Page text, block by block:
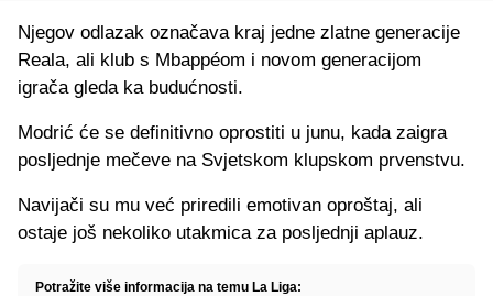
Njegov odlazak označava kraj jedne zlatne generacije
Reala, ali klub s Mbappéom i novom generacijom
igrača gleda ka budućnosti.
Modrić će se definitivno oprostiti u junu, kada zaigra
posljednje mečeve na Svjetskom klupskom prvenstvu.
Navijači su mu već priredili emotivan oproštaj, ali
ostaje još nekoliko utakmica za posljednji aplauz.
Potražite više informacija na temu La Liga: